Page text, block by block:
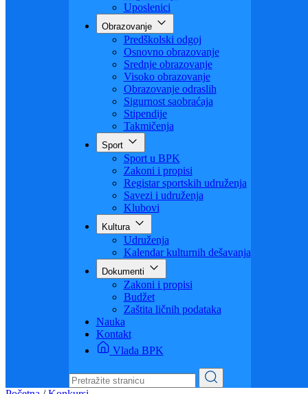
Ministar
Nadležnosti
Organizacija
Uposlenici
Obrazovanje
Predškolski odgoj
Osnovno obrazovanje
Srednje obrazovanje
Visoko obrazovanje
Obrazovanje odraslih
Sigurnost saobraćaja
Stipendije
Takmičenja
Sport
Sport u BPK
Zakoni i propisi
Registar sportskih udruženja
Savezi i udruženja
Klubovi
Udruženja
Kalendar kulturnih dešavanja
Dokumenti
Zakoni i propisi
Budžet
Zaštita ličnih podataka
Nauka
Kontakt
Vlada BPK